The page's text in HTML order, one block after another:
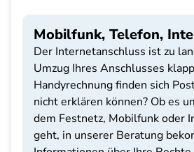
Mobilfunk, Telefon,
Der Internetanschluss ist zu
Umzug Ihres Anschlusses
Handyrechnung finden sich
nicht erklären können? Ob es
dem Festnetz, Mobilfunk oder
geht, in unserer Beratung